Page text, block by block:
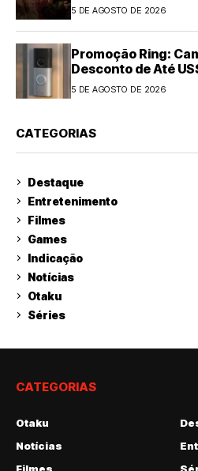
5 DE AGOSTO DE 2026
Promoção Ring:
Desconto de Até
5 DE AGOSTO DE 2026
CATEGORIAS
Destaque
Entretenimento
Filmes
Games
Indicação
Notícias
Otaku
Séries
CATEGORIAS
Otaku
Notícias
Filmes